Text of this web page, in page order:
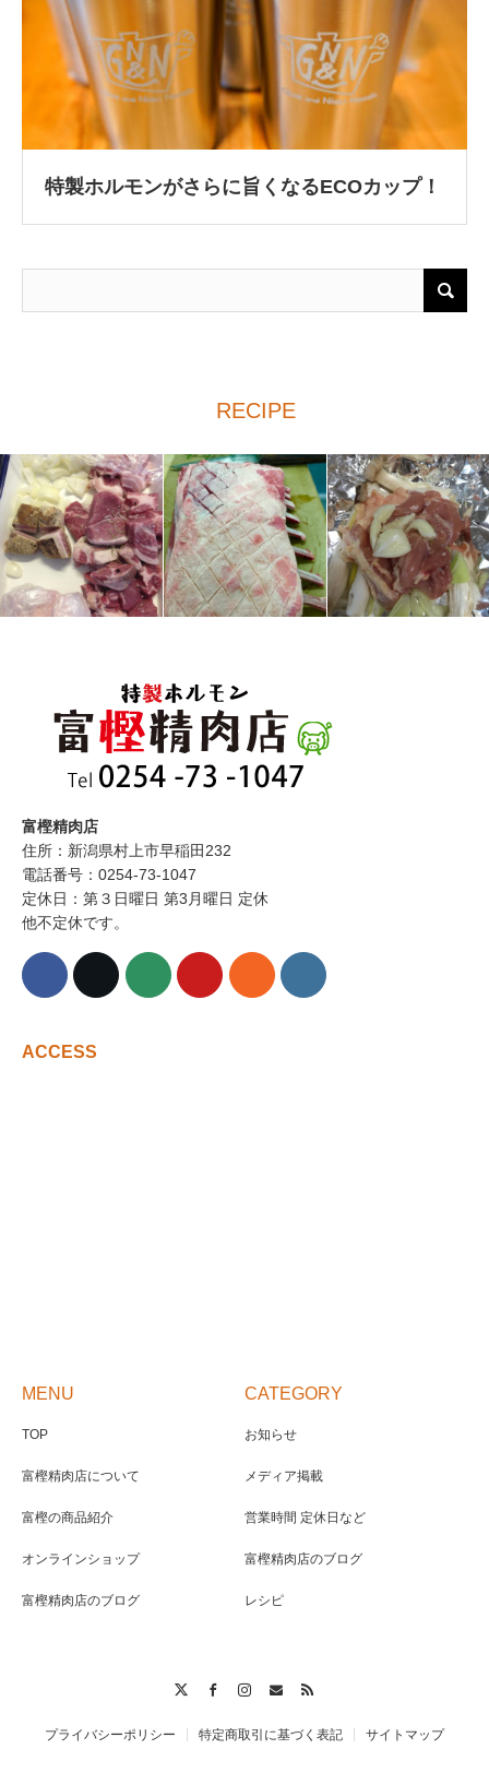
特製ホルモンがさらに旨くなるECOカップ！
RECIPE
富樫精肉店
住所：新潟県村上市早稲田232
電話番号：0254-73-1047
定休日：第３日曜日 第3月曜日 定休
他不定休です。
ACCESS
MENU
TOP
富樫精肉店について
富樫の商品紹介
オンラインショップ
富樫精肉店のブログ
CATEGORY
お知らせ
メディア掲載
営業時間 定休日など
富樫精肉店のブログ
レシピ
RSS
プライバシーポリシー 特定商取引に基づく表記 サイトマップ